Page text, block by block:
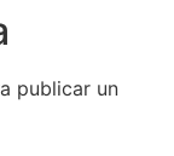
publicar un